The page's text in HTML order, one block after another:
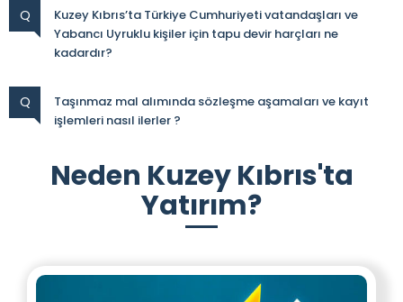
Q
Kuzey Kıbrıs’ta Türkiye Cumhuriyeti vatandaşları ve
Yabancı Uyruklu kişiler için tapu devir harçları ne
kadardır?
Q
Taşınmaz mal alımında sözleşme aşamaları ve kayıt
işlemleri nasıl ilerler ?
Neden Kuzey Kıbrıs'ta
Yatırım?